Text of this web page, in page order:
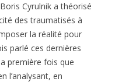
Cyrulnik a théorisé
des traumatisés à
la réalité pour
parlé ces dernières
première fois que
l’analysant, en